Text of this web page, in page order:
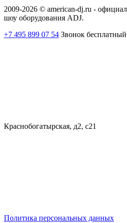
2009-2026 © american-dj.ru -
шоу оборудования ADJ.
+7 495 899 07 54 Звонок
Краснобогатырская, д2, с21
Политика персональных данных